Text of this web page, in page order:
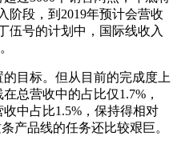
阶段，到2019年预计会营收
伍号的计划中，国际线收入
目标。但从目前的完成度上
总营收中的占比仅1.7%，
中占比1.5%，保持得相对
产品线的任务还比较艰巨。